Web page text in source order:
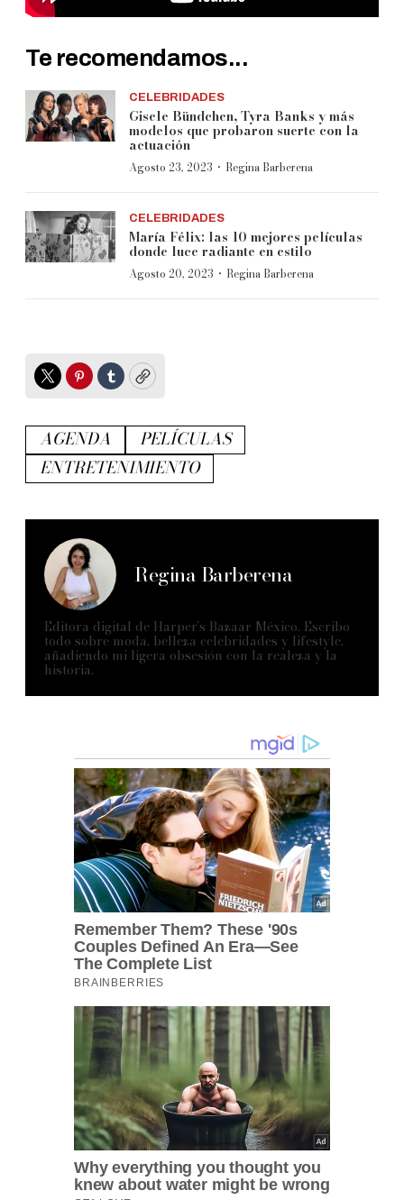
Te recomendamos...
CELEBRIDADES
Gisele Bündchen, Tyra Banks y más
modelos que probaron suerte con la
actuación
Agosto 23, 2023 · Regina Barberena
CELEBRIDADES
María Félix: las 10 mejores películas
donde luce radiante en estilo
Agosto 20, 2023 · Regina Barberena
TwitterPinterest
TumblrCopy
AGENDA
PELÍCULAS
ENTRETENIMIENTO
Regina Barberena
Editora digital de Harper’s Bazaar México. Escribo
todo sobre moda, belleza celebridades y lifestyle,
añadiendo mi ligera obsesión con la realeza y la
historia.